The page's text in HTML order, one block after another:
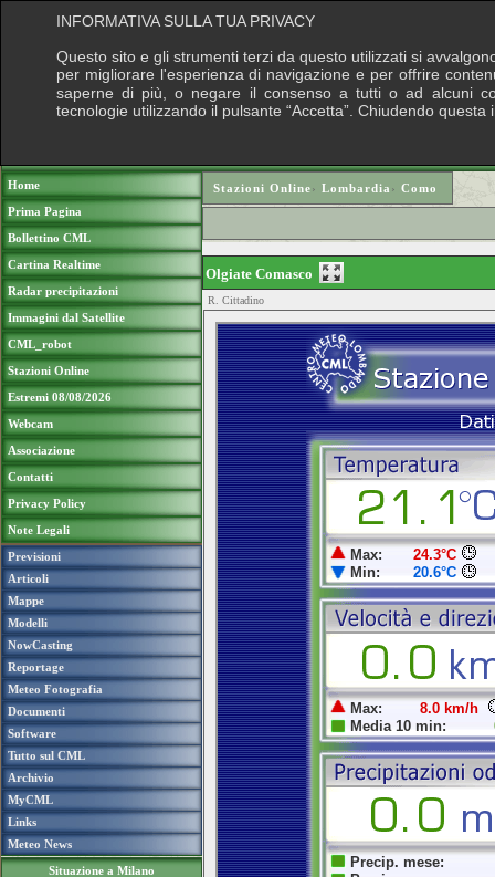
Home
Prima Pagina
Bollettino CML
Cartina Realtime
Radar precipitazioni
Immagini dal Satellite
CML_robot
Stazioni Online
Estremi 08/08/2026
Webcam
Associazione
Contatti
Privacy Policy
Note Legali
Previsioni
Articoli
Mappe
Modelli
NowCasting
Reportage
Meteo Fotografia
Documenti
Software
Tutto sul CML
Archivio
MyCML
Links
Meteo News
Situazione a Milano
Stazioni Online› Lombardia › Como
Olgiate Comasco
R. Cittadino
INFORMATIVA SULLA TUA PRIVACY
Questo sito e gli strumenti terzi da questo utilizzati si
per migliorare l'esperienza di navigazione e per offrire
saperne di più, o negare il consenso a tutti o ad alcuni
tecnologie utilizzando il pulsante “Accetta”. Chiudendo